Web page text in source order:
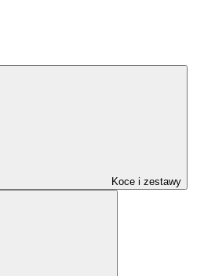
Koce i zestawy